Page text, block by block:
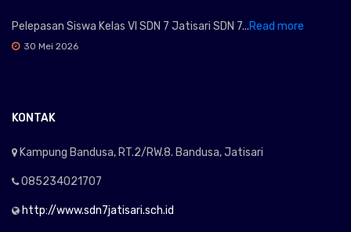
Pelepasan Siswa Kelas VI SDN 7 Jatisari SDN 7...Read more
30 Mei 2026
KONTAK
Kampung Bandusa, RT.2/RW.8. Bandusa, Jatisari
085234021707
http://www.sdn7jatisari.sch.id